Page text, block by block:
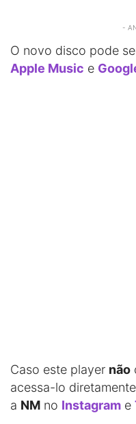
-
O novo disco pode
Apple Music e
Caso este player não
acessa-lo
a NM no Instagram e